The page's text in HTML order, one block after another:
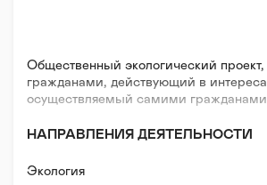
Общественный экологический
гражданами, действующий в
осуществляемый самими
НАПРАВЛЕНИЯ ДЕЯТЕЛЬНОСТИ
Экология